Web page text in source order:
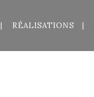
RÉALISATIONS